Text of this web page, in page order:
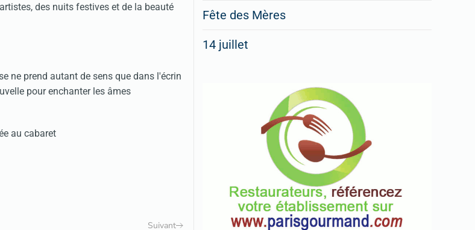
des nuits festives et de la beauté
ne prend autant de sens que dans l'écrin
pour enchanter les âmes
au cabaret
Suivant
Fête des Mères
14 juillet